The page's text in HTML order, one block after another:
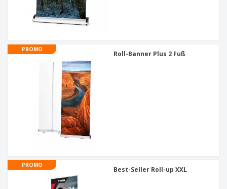
PROMO
Roll-Banner Plus 2 Fuß
PROMO
Best-Seller Roll-up XXL